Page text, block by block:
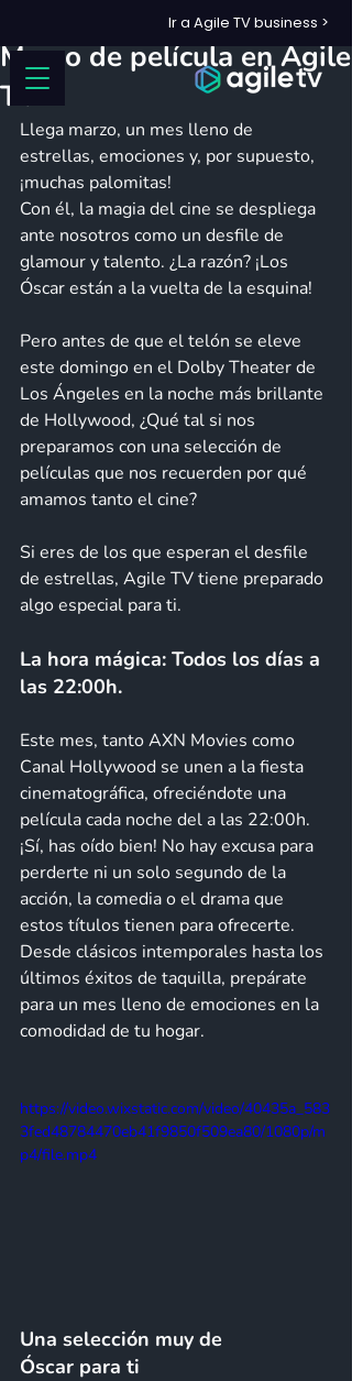
Ir a Agile TV business >
Marzo de película en Agile
TV
Llega marzo, un mes lleno de
estrellas, emociones y, por supuesto,
¡muchas palomitas!
Con él, la magia del cine se despliega
ante nosotros como un desfile de
glamour y talento. ¿La razón? ¡Los
Óscar están a la vuelta de la esquina!
Pero antes de que el telón se eleve
este domingo en el Dolby Theater de
Los Ángeles en la noche más brillante
de Hollywood, ¿Qué tal si nos
preparamos con una selección de
películas que nos recuerden por qué
amamos tanto el cine?
Si eres de los que esperan el desfile
de estrellas, Agile TV tiene preparado
algo especial para ti.
La hora mágica: Todos los días a
las 22:00h.
Este mes, tanto AXN Movies como
Canal Hollywood se unen a la fiesta
cinematográfica, ofreciéndote una
película cada noche del a las 22:00h.
¡Sí, has oído bien! No hay excusa para
perderte ni un solo segundo de la
acción, la comedia o el drama que
estos títulos tienen para ofrecerte.
Desde clásicos intemporales hasta los
últimos éxitos de taquilla, prepárate
para un mes lleno de emociones en la
comodidad de tu hogar.
https://video.wixstatic.com/video/40435a_583
3fed48784470eb41f9850f509ea80/1080p/m
p4/file.mp4
Una selección muy de
Óscar para ti